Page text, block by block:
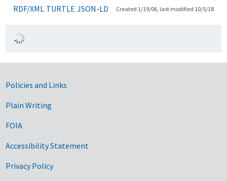
RDF/XML TURTLE JSON-LD Created 1/19/06, last modified 10/5/18
Government Links
Policies and Links
Plain Writing
FOIA
Accessibility Statement
Privacy Policy